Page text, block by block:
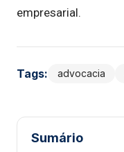
empresarial.
Tags: advocacia
Sumário